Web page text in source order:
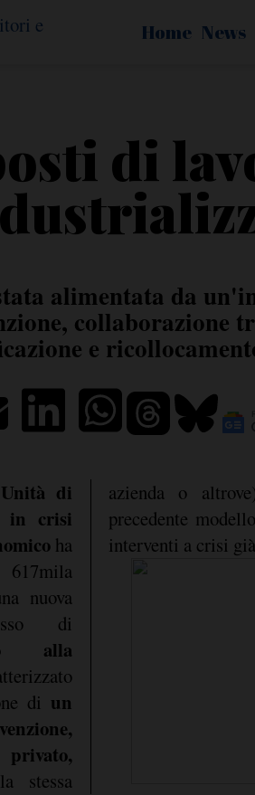
Home News
di
alimentata da
collaborazione
e
di
in crisi
ha
nuova
di
alla
di un
stessa
azienda o
precedente
interventi a crisi